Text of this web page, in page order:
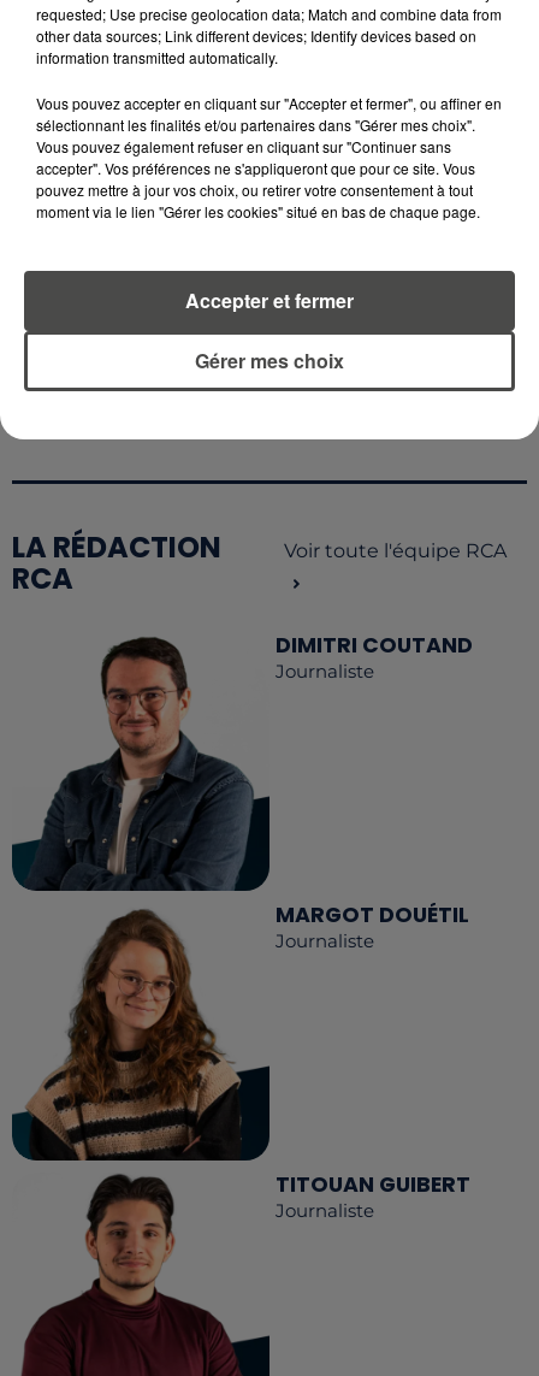
MANGER SAINEMENT COÛTE 25 %
PLUS CHER QU'IL Y A CINQ ANS,
ALERTE L’ONU
5 août 2026
QUELLES SONT LES MARQUES QUI
OFFRENT LE MEILLEUR RAPPORT...
RETROUVEZ TOUTE L'ACTU DE LA RÉGION ET
RECEVEZ LES ALERTES INFOS DE LA RÉDACTION
EN TÉLÉCHARGEANT L'APPLICATION MOBILE
LA RÉDACTION
RCA
Voir toute l'équipe RCA
DIMITRI COUTAND
Journaliste
MARGOT DOUÉTIL
Journaliste
TITOUAN GUIBERT
Journaliste
requested; Use precise geolocation data; Match and combine data from
other data sources; Link different devices; Identify devices based on
information transmitted automatically.
Vous pouvez accepter en cliquant sur "Accepter et fermer", ou affiner en
sélectionnant les finalités et/ou partenaires dans "Gérer mes choix".
Vous pouvez également refuser en cliquant sur "Continuer sans
accepter". Vos préférences ne s'appliqueront que pour ce site. Vous
pouvez mettre à jour vos choix, ou retirer votre consentement à tout
moment via le lien "Gérer les cookies" situé en bas de chaque page.
Gérer mes choix
Accepter et fermer